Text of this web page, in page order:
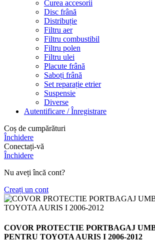
Curea accesorii
Disc frână
Distribuție
Filtru aer
Filtru combustibil
Filtru polen
Filtru ulei
Placute frână
Saboți frână
Set reparație etrier
Suspensie
Diverse
Autentificare / Înregistrare
Coș de cumpărături
Închidere
Conectați-vă
Închidere
Nu aveți încă cont?
Creați un cont
COVOR PROTECTIE PORTBAGAJ
PENTRU TOYOTA AURIS I 2006-2012